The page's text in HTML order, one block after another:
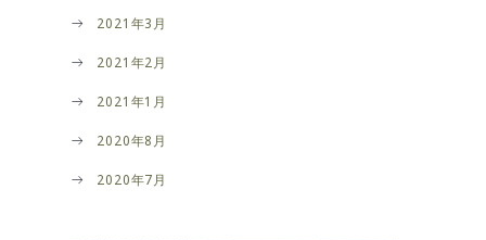
2021年3月
2021年2月
2021年1月
2020年8月
2020年7月